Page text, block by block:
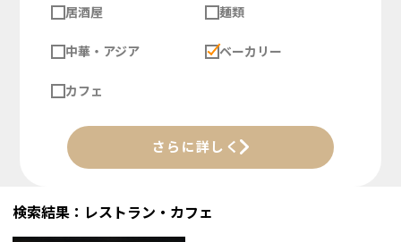
居酒屋 麺類
中華・アジア ベーカリー
カフェ
さらに詳しく
検索結果：レストラン・カフェ